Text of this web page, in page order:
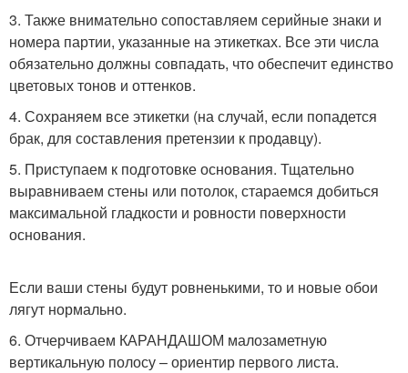
3. Также внимательно сопоставляем серийные знаки и
номера партии, указанные на этикетках. Все эти числа
обязательно должны совпадать, что обеспечит единство
цветовых тонов и оттенков.
4. Сохраняем все этикетки (на случай, если попадется
брак, для составления претензии к продавцу).
5. Приступаем к подготовке основания. Тщательно
выравниваем стены или потолок, стараемся добиться
максимальной гладкости и ровности поверхности
основания.
Если ваши стены будут ровненькими, то и новые обои
лягут нормально.
6. Отчерчиваем КАРАНДАШОМ малозаметную
вертикальную полосу – ориентир первого листа.